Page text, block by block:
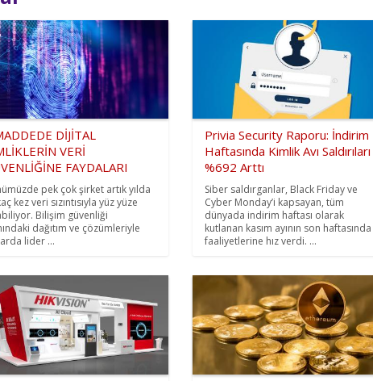
DİJİTAL
VERİ
FAYDALARI
pek çok şirket artık yılda
kez veri sızıntısıyla yüz yüze
Bilişim güvenliği
dağıtım ve çözümleriyle
lider ...
Privia Security Raporu: İndirim
Haftasında Kimlik Avı Saldırıları
%692 Arttı
Siber saldırganlar, Black Friday ve
Cyber Monday’i kapsayan, tüm
dünyada indirim haftası olarak
kutlanan kasım ayının son haftasında
faaliyetlerine hız verdi. ...